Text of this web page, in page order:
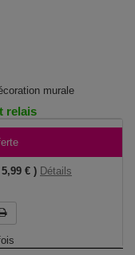
murale
relais
€ ) Détails